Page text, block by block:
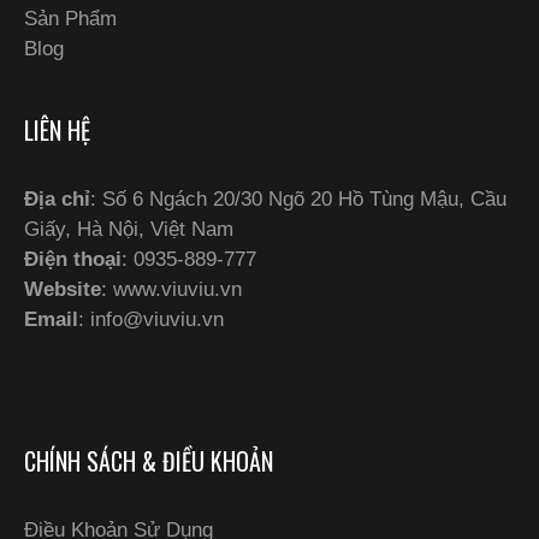
Sản Phẩm
Blog
LIÊN HỆ
Địa chỉ: Số 6 Ngách 20/30 Ngõ 20 Hồ Tùng Mậu, Cầu
Giấy, Hà Nội, Việt Nam
Điện thoại: 0935-889-777
Website: www.viuviu.vn
Email: info@viuviu.vn
CHÍNH SÁCH & ĐIỀU KHOẢN
Điều Khoản Sử Dụng